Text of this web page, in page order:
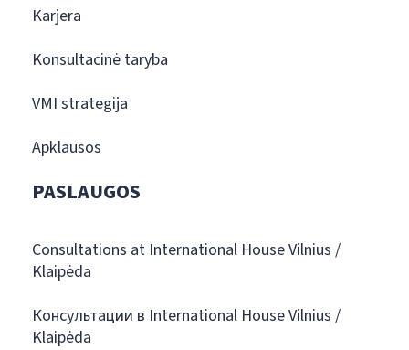
Karjera
Konsultacinė taryba
VMI strategija
Apklausos
PASLAUGOS
Consultations at International House Vilnius /
Klaipėda
Консультации в International House Vilnius /
Klaipėda